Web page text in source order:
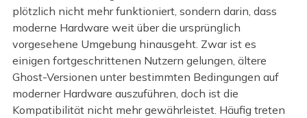
plötzlich nicht mehr funktioniert, sondern darin, dass
moderne Hardware weit über die ursprünglich
vorgesehene Umgebung hinausgeht. Zwar ist es
einigen fortgeschrittenen Nutzern gelungen, ältere
Ghost-Versionen unter bestimmten Bedingungen auf
moderner Hardware auszuführen, doch ist die
Kompatibilität nicht mehr gewährleistet. Häufig treten